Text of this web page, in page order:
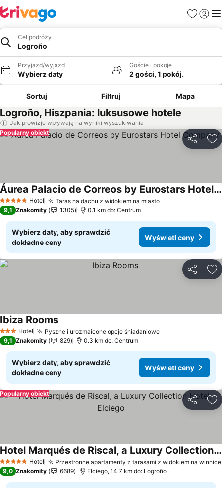
Ulubione
Cel podróży
Logroño
Przyjazd/wyjazd
Wybierz daty
Goście i pokoje
2 gości, 1 pokój.
Sortuj Filtruj Mapa
Logroño, Hiszpania: luksusowe hotele
Jak prowizje wpływają na wyniki wyszukiwania
Popularny obiekt
5 KategoriaHotel Taras na dachu z widokiem na miasto
Áurea Palacio de Correos by Eurostars Hotel Company
9,1 Znakomity 1305 0.1 km do: Centrum
Wybierz daty, aby sprawdzić
dokładne ceny
Wyświetl ceny
3 Kategoria
Hotel Pyszne i urozmaicone opcje śniadaniowe
Ibiza Rooms
9,1 Znakomity 829 0.3 km do: Centrum
Wybierz daty, aby sprawdzić
dokładne ceny
Wyświetl ceny
Popularny obiekt
5 KategoriaHotel Przestronne apartamenty z tarasami z widokiem na winnice
Hotel Marqués de Riscal, a Luxury Collection Hotel, Elciego
9,0 Znakomity 6689 Elciego, 14.7 km do: Logroño